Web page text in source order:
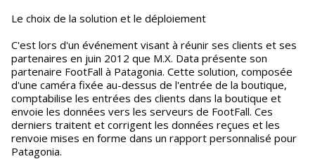
Le choix de la solution et le déploiement
C'est lors d'un événement visant à réunir ses clients et ses
partenaires en juin 2012 que M.X. Data présente son
partenaire FootFall à Patagonia. Cette solution, composée
d'une caméra fixée au-dessus de l'entrée de la boutique,
comptabilise les entrées des clients dans la boutique et
envoie les données vers les serveurs de FootFall. Ces
derniers traitent et corrigent les données reçues et les
renvoie mises en forme dans un rapport personnalisé pour
Patagonia.